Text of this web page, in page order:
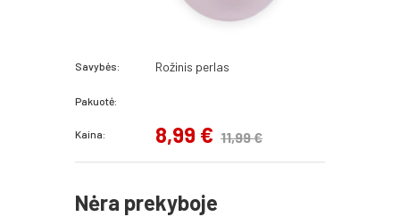
Savybės: Rožinis perlas
Pakuotė:
Kaina: 8,99 € 11,99 €
Nėra prekyboje